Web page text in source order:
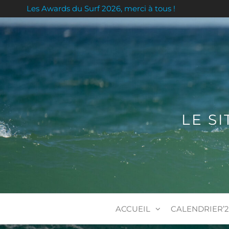
to
the
Les Awards du Surf 2026, merci à tous !
LE
ACCUEIL